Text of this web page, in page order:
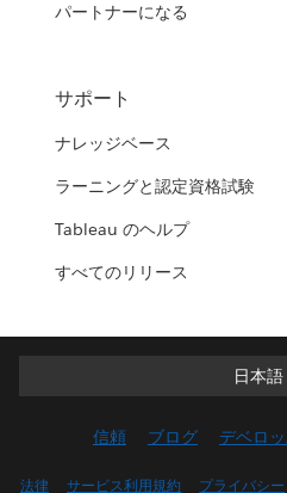
パートナーになる
サポート
ナレッジベース
ラーニングと認定資格試験
Tableau のヘルプ
すべてのリリース
日本語
日本語
English
信頼 ブログ デベロ
法律 サービス利用規約 プライバシー